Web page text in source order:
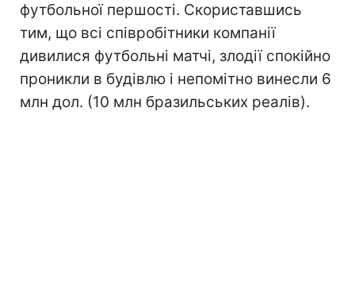
футбольної першості. Скориставшись
тим, що всі співробітники компанії
дивилися футбольні матчі, злодії спокійно
проникли в будівлю і непомітно винесли 6
млн дол. (10 млн бразильських реалів).